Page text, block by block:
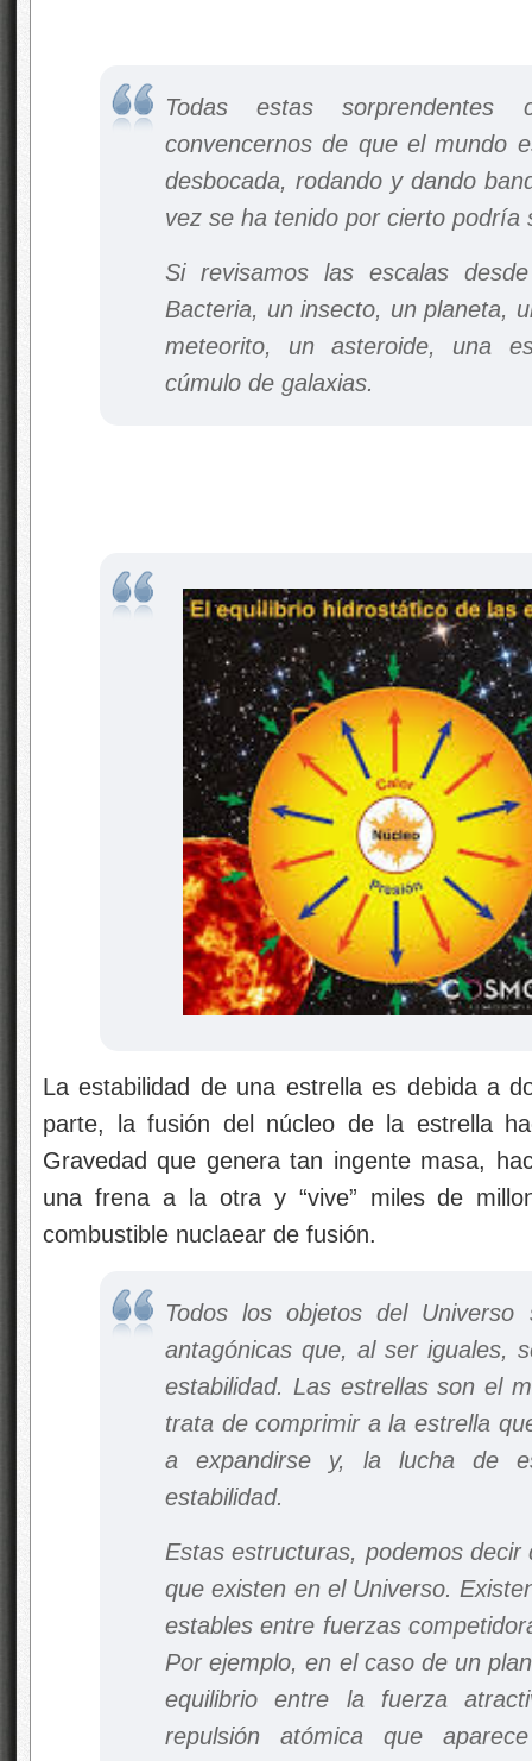
Todas estas sorprendentes
convencernos de que el mundo
desbocada, rodando y dando
vez se ha tenido por cierto podría
Si revisamos las escalas
Bacteria, un insecto, un planeta,
meteorito, un asteroide, una
cúmulo de galaxias.
La estabilidad de una estrella es debida a
parte, la fusión del núcleo de la estrella
Gravedad que genera tan ingente masa,
una frena a la otra y “vive” miles de
combustible nuclaear de fusión.
Todos los objetos del
antagónicas que, al ser iguales,
estabilidad. Las estrellas son el
trata de comprimir a la estrella
a expandirse y, la lucha de
estabilidad.
Estas estructuras, podemos
que existen en el Universo.
estables entre fuerzas
Por ejemplo, en el caso de un
equilibrio entre la fuerza
repulsión atómica que